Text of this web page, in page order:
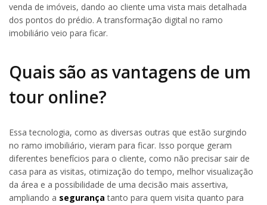
venda de imóveis, dando ao cliente uma vista mais detalhada
dos pontos do prédio. A transformação digital no ramo
imobiliário veio para ficar.
Quais são as vantagens de um
tour online?
Essa tecnologia, como as diversas outras que estão surgindo
no ramo imobiliário, vieram para ficar. Isso porque geram
diferentes benefícios para o cliente, como não precisar sair de
casa para as visitas, otimização do tempo, melhor visualização
da área e a possibilidade de uma decisão mais assertiva,
ampliando a segurança tanto para quem visita quanto para